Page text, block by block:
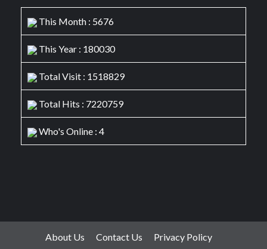
This Month : 5676
This Year : 180030
Total Visit : 1518829
Total Hits : 7220759
Who's Online : 4
About Us Contact Us
Privacy Policy